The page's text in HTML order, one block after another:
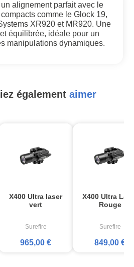
alignement parfait avec le
comme le Glock 19,
XR920 et MR920. Une
équilibrée, idéale pour un
manipulations dynamiques.
également aimer
X400 Ultra laser
vert
Surefire
965,00 €
X400 Ultra
Rouge
Surefire
849,00 €